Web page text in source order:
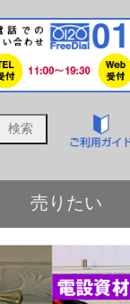
売りたい